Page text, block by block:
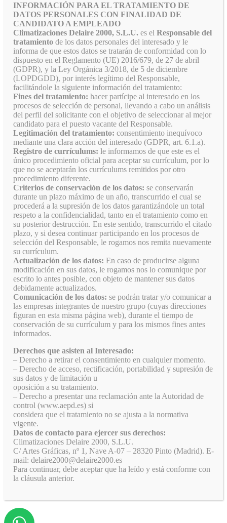
INFORMACIÓN PARA EL TRATAMIENTO DE
DATOS PERSONALES CON FINALIDAD DE
CANDIDATO A EMPLEADO
Climatizaciones Delaire 2000, S.L.U. es el Responsable del
tratamiento de los datos personales del interesado y le
informa de que estos datos se tratarán de conformidad con lo
dispuesto en el Reglamento (UE) 2016/679, de 27 de abril
(GDPR), y la Ley Orgánica 3/2018, de 5 de diciembre
(LOPDGDD), por interés legítimo del Responsable,
facilitándole la siguiente información del tratamiento:
Fines del tratamiento: hacer partícipe al interesado en los
procesos de selección de personal, llevando a cabo un análisis
del perfil del solicitante con el objetivo de seleccionar al mejor
candidato para el puesto vacante del Responsable.
Legitimación del tratamiento: consentimiento inequívoco
mediante una clara acción del interesado (GDPR, art. 6.1.a).
Registro de currículums: le informamos de que este es el
único procedimiento oficial para aceptar su currículum, por lo
que no se aceptarán los currículums remitidos por otro
procedimiento diferente.
Criterios de conservación de los datos: se conservarán
durante un plazo máximo de un año, transcurrido el cual se
procederá a la supresión de los datos garantizándole un total
respeto a la confidencialidad, tanto en el tratamiento como en
su posterior destrucción. En este sentido, transcurrido el citado
plazo, y si desea continuar participando en los procesos de
selección del Responsable, le rogamos nos remita nuevamente
su currículum.
Actualización de los datos: En caso de producirse alguna
modificación en sus datos, le rogamos nos lo comunique por
escrito lo antes posible, con objeto de mantener sus datos
debidamente actualizados.
Comunicación de los datos: se podrán tratar y/o comunicar a
las empresas integrantes de nuestro grupo (cuyas direcciones
figuran en esta misma página web), durante el tiempo de
conservación de su currículum y para los mismos fines antes
informados.
Derechos que asisten al Interesado:
– Derecho a retirar el consentimiento en cualquier momento.
– Derecho de acceso, rectificación, portabilidad y supresión de
sus datos y de limitación u
oposición a su tratamiento.
– Derecho a presentar una reclamación ante la Autoridad de
control (www.aepd.es) si
considera que el tratamiento no se ajusta a la normativa
vigente.
Datos de contacto para ejercer sus derechos:
Climatizaciones Delaire 2000, S.L.U.
C/ Artes Gráficas, nº 1, Nave A-07 – 28320 Pinto (Madrid). E-
mail: delaire2000@delaire2000.es
Para continuar, debe aceptar que ha leído y está conforme con
la cláusula anterior.